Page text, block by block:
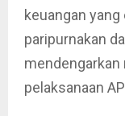
keuangan
paripurnakan
mendengarkan
pelaksanaan